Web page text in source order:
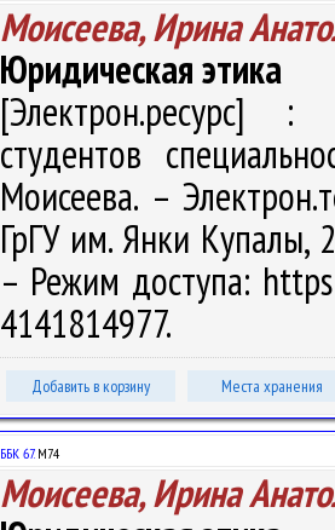
Моисеева, Ирина
Юридическая этика
[Электрон.ресурс] :
студентов
Моисеева. –
ГрГУ им. Янки Купалы,
– Режим доступа:
4141814977.
Добавить в корзину Места хранения
ББК 67.М74
Моисеева, Ирина